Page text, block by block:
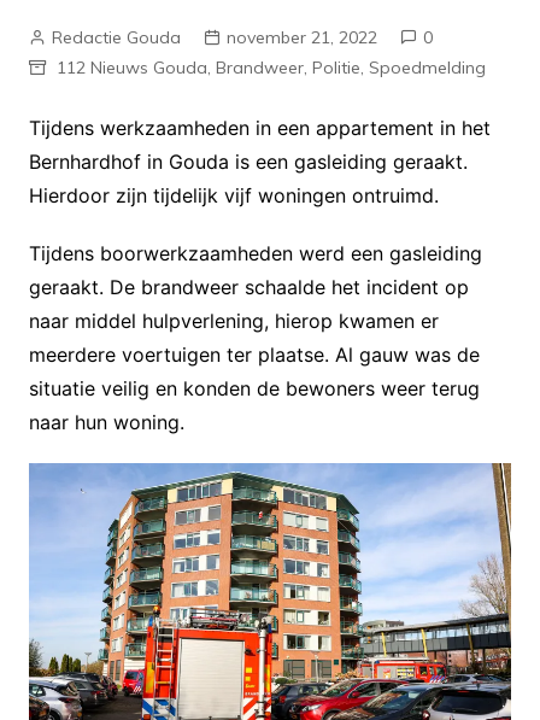
Redactie Gouda november 21, 2022
0
112 Nieuws Gouda, Brandweer, Politie, Spoedmelding
Tijdens werkzaamheden in een appartement in het
Bernhardhof in Gouda is een gasleiding geraakt.
Hierdoor zijn tijdelijk vijf woningen ontruimd.
Tijdens boorwerkzaamheden werd een gasleiding
geraakt. De brandweer schaalde het incident op
naar middel hulpverlening, hierop kwamen er
meerdere voertuigen ter plaatse. Al gauw was de
situatie veilig en konden de bewoners weer terug
naar hun woning.